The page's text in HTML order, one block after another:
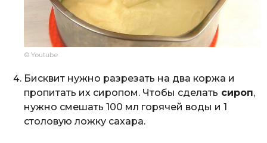
© Youtube
Бисквит нужно разрезать на два коржа и
пропитать их сиропом. Чтобы сделать сироп,
нужно смешать 100 мл горячей воды и 1
столовую ложку сахара.